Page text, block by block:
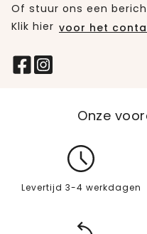
Of stuur ons een
Klik hier voor het
Onze
Levertijd 3-4 werkdagen